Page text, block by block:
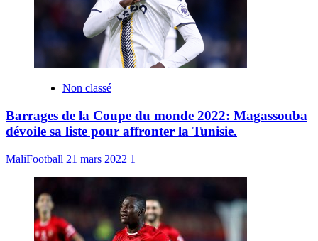
Non classé
Barrages de la Coupe du monde 2022: Magassouba
dévoile sa liste pour affronter la Tunisie.
MaliFootball 21 mars 2022 1